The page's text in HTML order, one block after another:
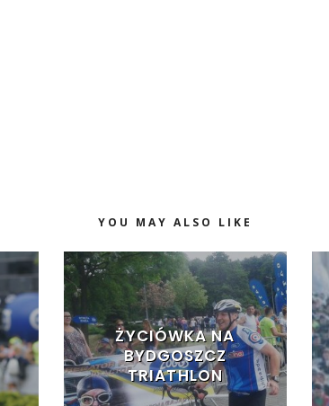
YOU MAY ALSO LIKE
ŻYCIÓWKA NA
BYDGOSZCZ
TRIATHLON